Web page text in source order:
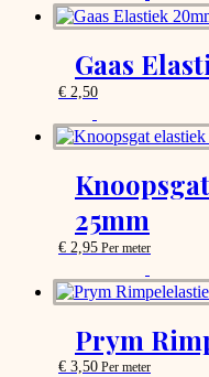
Gaas
€ 2,50
25mm
€ 2,95 Per meter
Prym
€ 3,50 Per meter